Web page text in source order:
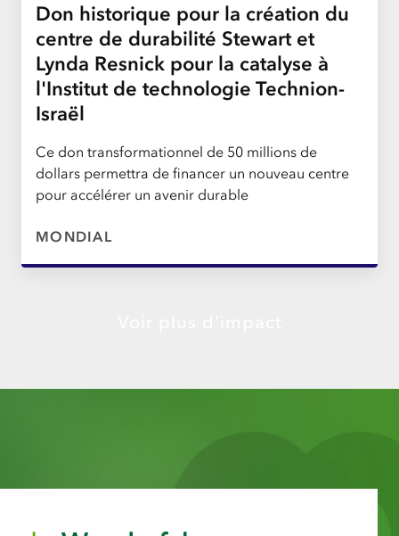
Don historique pour la création du
centre de durabilité Stewart et
Lynda Resnick pour la catalyse à
l'Institut de technologie Technion-
Israël
Ce don transformationnel de 50 millions de
dollars permettra de financer un nouveau centre
pour accélérer un avenir durable
MONDIAL